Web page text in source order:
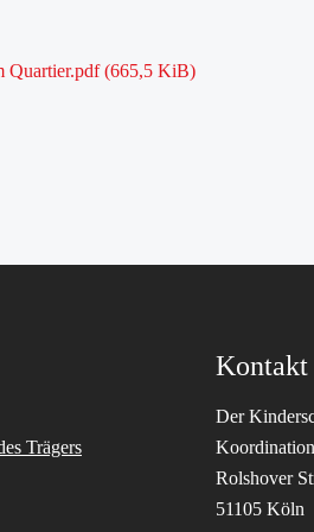
Quartier.pdf(665,5 KiB)
Trägers
Kontakt
Der
Rolshover
51105 Köln